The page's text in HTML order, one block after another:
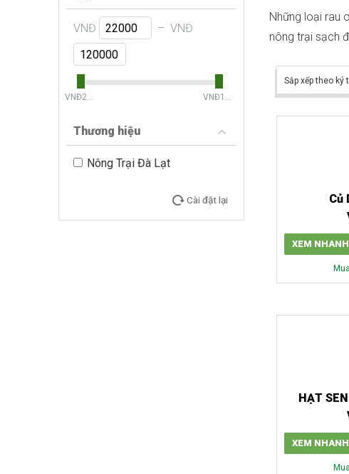
VNĐ – VNĐ
‎VNĐ22000 ‎VNĐ120000
Thương hiệu
Nông Trại Đà Lạt
Cài đặt lại
Những loại rau
nông trại sạch
Sắp xếp theo ký
Củ
XEM NHANH
HẠT
XEM NHANH